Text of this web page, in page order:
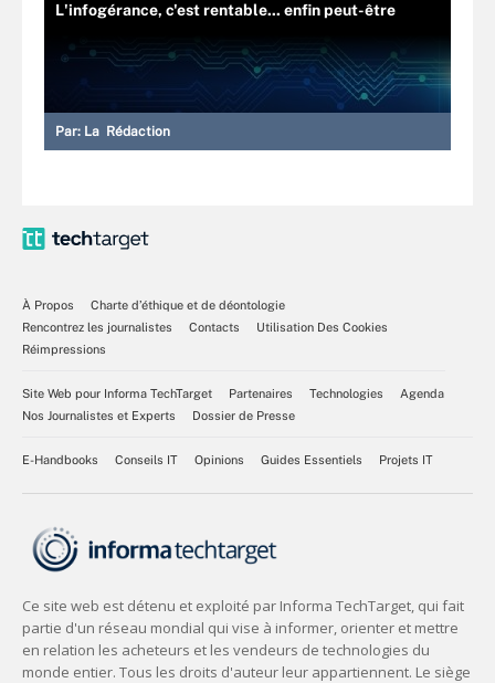
L'infogérance, c'est rentable... enfin peut-être
Par: La Rédaction
À Propos
Charte d’éthique et de déontologie
Rencontrez les journalistes
Contacts
Utilisation Des Cookies
Réimpressions
Site Web pour Informa TechTarget Partenaires Technologies
Agenda
Nos Journalistes et Experts
Dossier de Presse
E-Handbooks Conseils IT Opinions Guides Essentiels Projets IT